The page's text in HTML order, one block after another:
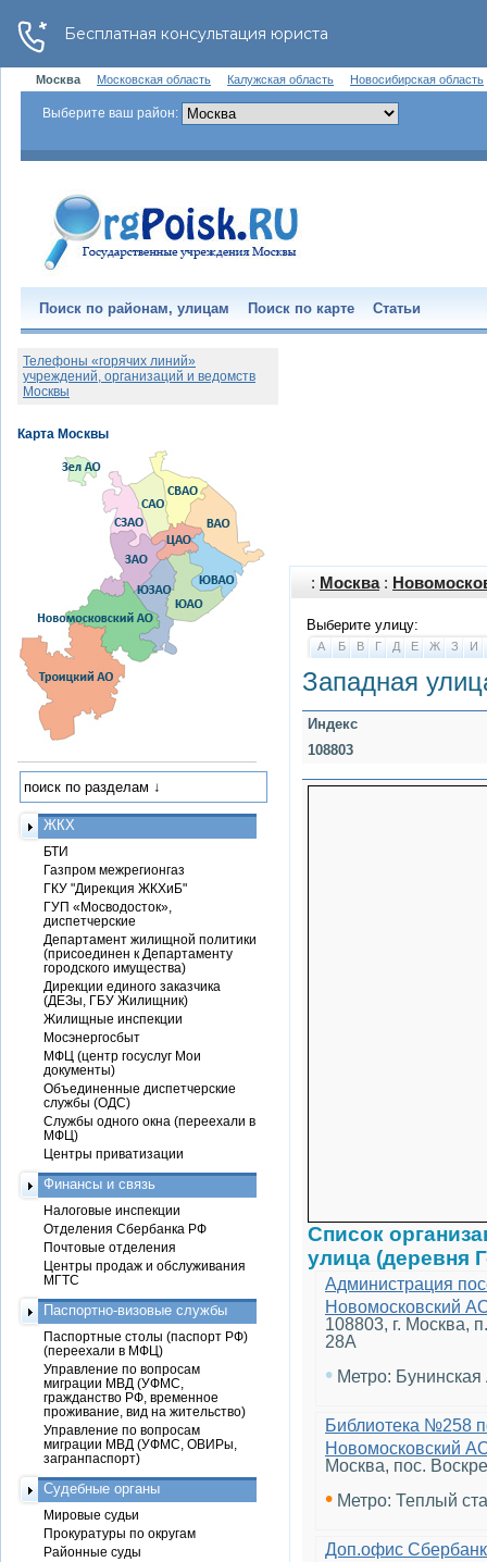
Москва Московская область Калужская область Новосибирская область
Выберите ваш район:
Поиск по районам, улицам Поиск по карте Статьи
: Москва:
Выберите улицу:
А Б В Г Д Е Ж З И
Западная
Индекс
108803
Список
улица (деревня
Администрация
Новомосковский
108803, г. Москва,
28А
• Метро:
Библиотека №258
Новомосковский
Москва, пос.
• Метро: Теплый
Доп.офис
Телефоны «горячих линий»
учреждений, организаций и ведомств
Москвы
ЖКХ
БТИ
Газпром межрегионгаз
ГКУ "Дирекция ЖКХиБ"
ГУП «Мосводосток»,
диспетчерские
Департамент жилищной политики
(присоединен к Департаменту
городского имущества)
Дирекции единого заказчика
(ДЕЗы, ГБУ Жилищник)
Жилищные инспекции
Мосэнергосбыт
МФЦ (центр госуслуг Мои
документы)
Объединенные диспетчерские
службы (ОДС)
Службы одного окна (переехали в
МФЦ)
Центры приватизации
Финансы и связь
Налоговые инспекции
Отделения Сбербанка РФ
Почтовые отделения
Центры продаж и обслуживания
МГТС
Паспортно-визовые службы
Паспортные столы (паспорт РФ)
(переехали в МФЦ)
Управление по вопросам
миграции МВД (УФМС,
гражданство РФ, временное
проживание, вид на жительство)
Управление по вопросам
миграции МВД (УФМС, ОВИРы,
загранпаспорт)
Судебные органы
Мировые судьи
Прокуратуры по округам
Районные суды